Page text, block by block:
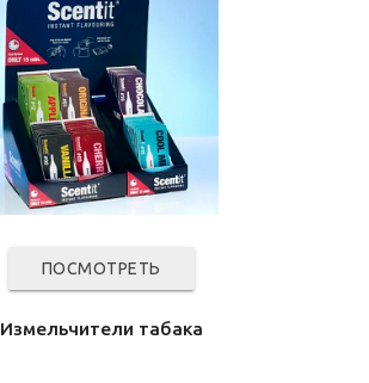
ПОСМОТРЕТЬ
Измельчители табака